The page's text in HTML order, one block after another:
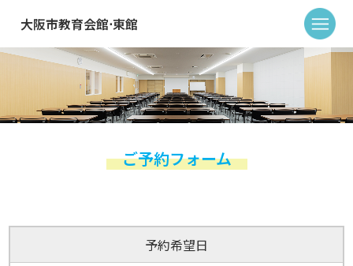
大阪市教育会館⋅東館
ご予約フォーム
予約希望日